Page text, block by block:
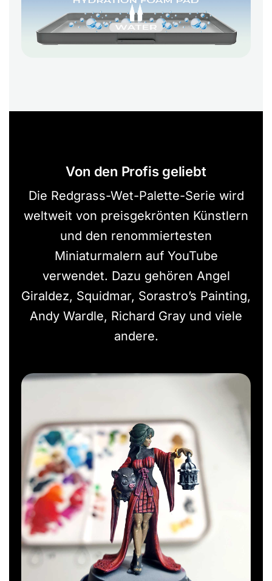
Von den Profis geliebt
Die Redgrass-Wet-Palette-Serie wird
weltweit von preisgekrönten Künstlern
und den renommiertesten
Miniaturmalern auf YouTube
verwendet. Dazu gehören Angel
Giraldez, Squidmar, Sorastro’s Painting,
Andy Wardle, Richard Gray und viele
andere.